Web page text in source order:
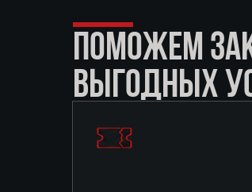
ПОМОЖЕМ
ВЫГОДНЫХ